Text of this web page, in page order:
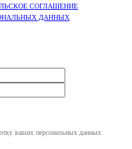
СОГЛАШЕНИЕ
ДАННЫХ
ваших персональных данных